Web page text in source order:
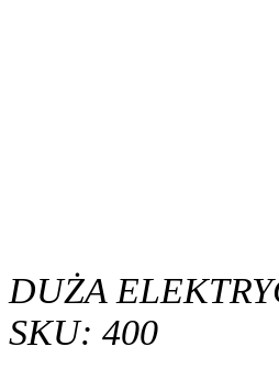
DUŻA
SKU: 400